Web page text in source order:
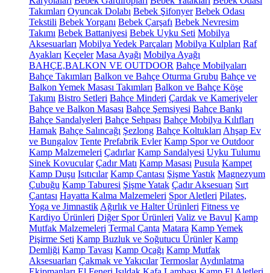
Takımları Oyuncak Dolabı Bebek Şifonyer Bebek Odası
Tekstili Bebek Yorganı Bebek Çarşafı Bebek Nevresim
Takımı Bebek Battaniyesi Bebek Uyku Seti Mobilya
Aksesuarları Mobilya Yedek Parçaları Mobilya Kulpları Raf
Ayakları Keçeler Masa Ayağı Mobilya Ayağı
BAHÇE,BALKON VE OUTDOOR Bahçe Mobilyaları
Bahçe Takımları Balkon ve Bahçe Oturma Grubu Bahçe ve
Balkon Yemek Masası Takımları Balkon ve Bahçe Köşe
Takımı Bistro Setleri Bahçe Minderi Çardak ve Kameriyeler
Bahçe ve Balkon Masası Bahçe Şemsiyesi Bahçe Bankı
Bahçe Sandalyeleri Bahçe Sehpası Bahçe Mobilya Kılıfları
Hamak Bahçe Salıncağı Şezlong Bahçe Koltukları Ahşap Ev
ve Bungalov Tente Prefabrik Evler Kamp Spor ve Outdoor
Kamp Malzemeleri Çadırlar Kamp Sandalyesi Uyku Tulumu
Sinek Kovucular Çadır Matı Kamp Masası Pusula Kampet
Kamp Duşu Isıtıcılar Kamp Çantası Şişme Yastık Magnezyum
Çubuğu Kamp Taburesi Şişme Yatak Çadır Aksesuarı Sırt
Çantası Hayatta Kalma Malzemeleri Spor Aletleri Pilates,
Yoga ve Jimnastik Ağırlık ve Halter Ürünleri Fitness ve
Kardiyo Ürünleri Diğer Spor Ürünleri Valiz ve Bavul Kamp
Mutfak Malzemeleri Termal Çanta Matara Kamp Yemek
Pişirme Seti Kamp Buzluk ve Soğutucu Ürünler Kamp
Demliği Kamp Tavası Kamp Ocağı Kamp Mutfak
Aksesuarları Çakmak ve Yakıcılar Termoslar Aydınlatma